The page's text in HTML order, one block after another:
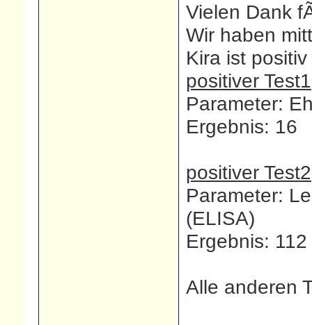
Vielen Dank
Wir haben
Kira ist
positiver Test1
Parameter:
Ergebnis: 16
positiver Test2
Parameter:
(ELISA)
Ergebnis: 112
Alle anderen